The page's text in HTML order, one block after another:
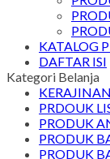
KATALOG
DAFTAR ISI
Kategori Belanja
PRDOUK
PRODUK
PRODUK
PRODUK